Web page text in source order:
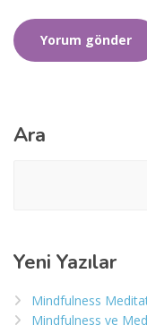
Ara
Yeni Yazılar
Mindfulness
Mindfulness ve